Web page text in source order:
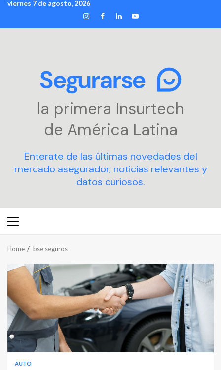
Skip
content
viernes 7 de agosto, 2026
INSTAGRAM
FACEBOOK
LINKEDIN
YOUTUBE
la primera Insurtech
de América Latina
Enterate de las últimas novedades del
mercado asegurador, noticias relevantes y
datos curiosos.
Primary
Home bse seguros
AUTO